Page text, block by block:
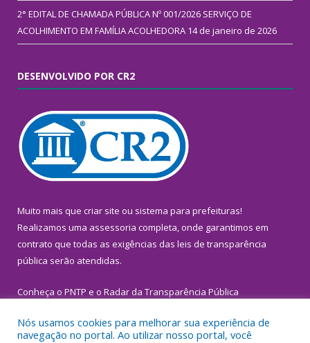
2° EDITAL DE CHAMADA PÚBLICA Nº 001/2026 SERVIÇO DE
ACOLHIMENTO EM FAMÍLIA ACOLHEDORA 14 de janeiro de 2026
DESENVOLVIDO POR CR2
Muito mais que criar site ou sistema para prefeituras!
Realizamos uma assessoria completa, onde garantimos em
contrato que todas as exigências das leis de transparência
pública serão atendidas.
Conheça o PNTP e o Radar da Transparência Pública
Nós usamos cookies para melhorar sua experiência de
navegação no portal. Ao utilizar nosso portal, você